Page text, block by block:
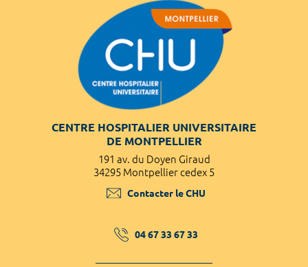
CENTRE HOSPITALIER UNIVERSITAIRE
DE MONTPELLIER
191 av. du Doyen Giraud
34295 Montpellier cedex 5
Contacter le CHU
04 67 33 67 33